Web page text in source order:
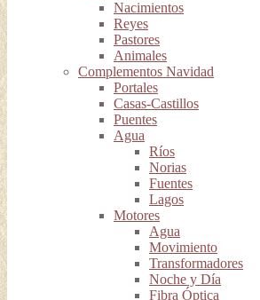
Nacimientos
Reyes
Pastores
Animales
Complementos Navidad
Portales
Casas-Castillos
Puentes
Agua
Ríos
Norias
Fuentes
Lagos
Motores
Agua
Movimiento
Transformadores
Noche y Día
Fibra Óptica